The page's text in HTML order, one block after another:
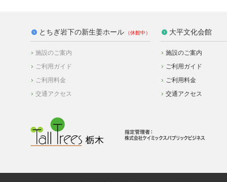
とちぎ岩下の新生姜ホール
施設のご案内
ご利用ガイド
ご利用料金
交通アクセス
大平文化会館
施設のご案内
ご利用ガイド
ご利用料金
交通アクセス